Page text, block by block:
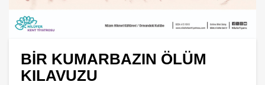
BİR KUMARBAZIN ÖLÜM
KILAVUZU